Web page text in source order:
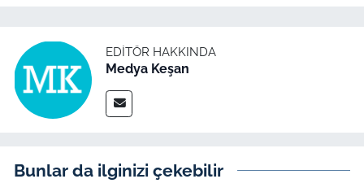
EDITÖR HAKKINDA
Medya Keşan
Bunlar da ilginizi çekebilir
Dış Haberler
Magazin
Bilim Teknoloji